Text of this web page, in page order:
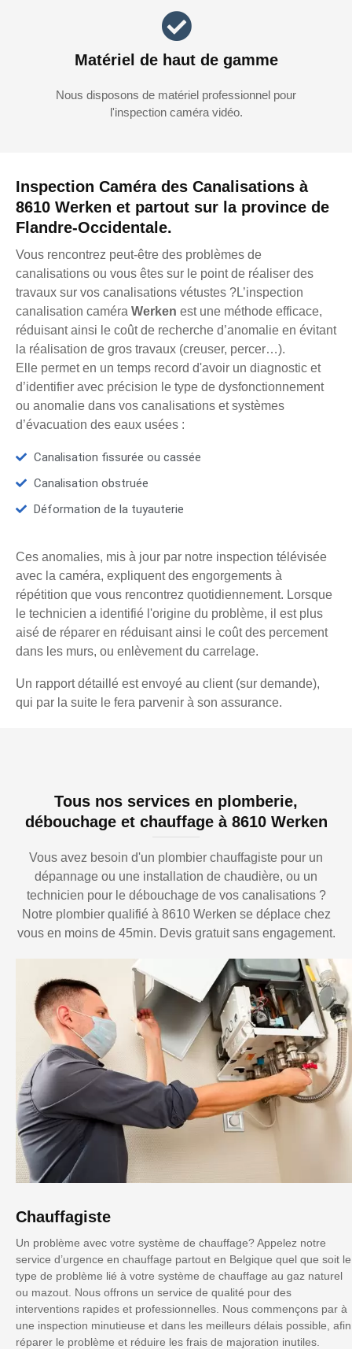
Inspection Caméra des Canalisations à
8610 Werken et partout sur la province de
Flandre-Occidentale.
Vous rencontrez peut-être des problèmes de
canalisations ou vous êtes sur le point de réaliser des
travaux sur vos canalisations vétustes ?L’inspection
canalisation caméra Werken est une méthode efficace,
réduisant ainsi le coût de recherche d’anomalie en évitant
la réalisation de gros travaux (creuser, percer…).
Elle permet en un temps record d'avoir un diagnostic et
d’identifier avec précision le type de dysfonctionnement
ou anomalie dans vos canalisations et systèmes
d’évacuation des eaux usées :
Canalisation fissurée ou cassée
Canalisation obstruée
Déformation de la tuyauterie
Ces anomalies, mis à jour par notre inspection télévisée
avec la caméra, expliquent des engorgements à
répétition que vous rencontrez quotidiennement. Lorsque
le technicien a identifié l'origine du problème, il est plus
aisé de réparer en réduisant ainsi le coût des percement
dans les murs, ou enlèvement du carrelage.
Un rapport détaillé est envoyé au client (sur demande),
qui par la suite le fera parvenir à son assurance.
Matériel de haut de gamme
Nous disposons de matériel professionnel pour
l'inspection caméra vidéo.
Tous nos services en plomberie,
débouchage et chauffage à 8610 Werken
Vous avez besoin d'un plombier chauffagiste pour un
dépannage ou une installation de chaudière, ou un
technicien pour le débouchage de vos canalisations ?
Notre plombier qualifié à 8610 Werken se déplace chez
vous en moins de 45min. Devis gratuit sans engagement.
Chauffagiste
Un problème avec votre système de chauffage? Appelez notre
service d’urgence en chauffage partout en Belgique quel que soit le
type de problème lié à votre système de chauffage au gaz naturel
ou mazout. Nous offrons un service de qualité pour des
interventions rapides et professionnelles. Nous commençons par à
une inspection minutieuse et dans les meilleurs délais possible, afin
réparer le problème et réduire les frais de majoration inutiles.